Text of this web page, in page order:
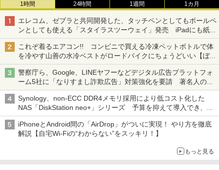
1時間 24時間 1週間 1カ月
エレコム、ゼブラと共同開発した、タッチペンとしてもボールペ
ンとしても使える「スタイラスツーウェイ」発売 iPadにも紙に
も、持ち替えずに書き込める
これぞ着るエアコン!! コンビニで買える冷凍ペットボトルで体
を冷やす山善の水冷ベストがロードバイクにちょうどいい【ぼっ
ち・ざ・ろーど！その14】【空いた時間でなにしてる？】
警察庁ら、Google、LINEヤフーなどデジタル広告プラットフォ
ーム5社に「なりすまし詐欺広告」対策強化を要請 著名人の写
真や映像を使った投資詐欺などへの対策として
Synology、non-ECC DDR4メモリ採用により低コスト化した
NAS「DiskStation neo+」シリーズ 予算を抑えて導入でき、
ECCメモリへのアップグレードも可能
iPhoneとAndroid間の「AirDrop」がついに実現！ やり方を徹底
解説【自宅Wi-Fiの“わからない”をスッキリ！】
もっと見る